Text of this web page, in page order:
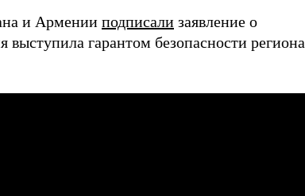
и Армении подписали заявление о
гарантом безопасности региона